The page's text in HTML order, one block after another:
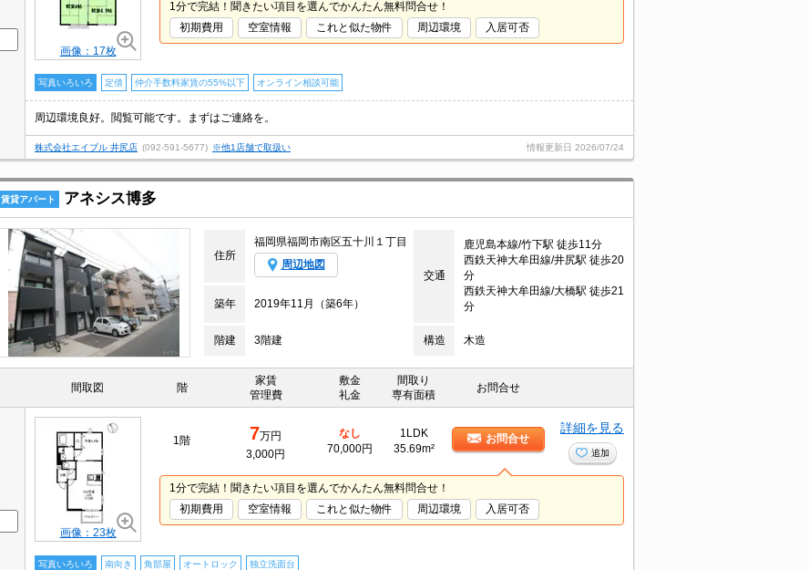
画像：17枚
1分で完結！聞きたい項目を選んでかんたん無料問合せ！
初期費用
空室情報 これと似た物件 周辺環境 入居可否
写真いろいろ 定借 仲介手数料家賃の55%以下 オンライン相談可能
周辺環境良好。閲覧可能です。まずはご連絡を。
株式会社エイブル 井尻店 (092-591-5677) ※他1店舗で取扱い 情報更新日 2026/07/24
賃貸アパート アネシス博多
住所
福岡県福岡市南区五十川１丁目
周辺地図
交通
鹿児島本線/竹下駅 徒歩11分
西鉄天神大牟田線/井尻駅 徒歩20
分
西鉄天神大牟田線/大橋駅 徒歩21
分
築年 2019年11月（築6年）
階建 3階建 構造 木造
間取図 階
家賃
管理費
敷金
礼金
間取り
専有面積
お問合せ
画像：23枚
1階 7万円
3,000円
なし
70,000円
1LDK
35.69m²
お問合せ
詳細を見る
追加
1分で完結！聞きたい項目を選んでかんたん無料問合せ！
初期費用
空室情報 これと似た物件 周辺環境 入居可否
写真いろいろ 南向き 角部屋 オートロック 独立洗面台